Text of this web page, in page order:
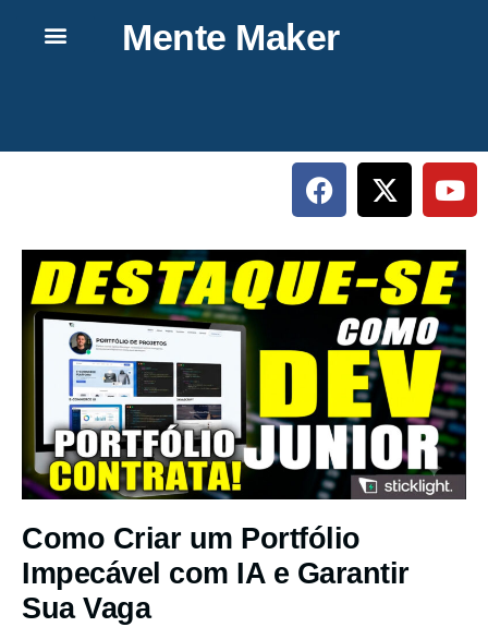
Mente Maker
Como Criar um Portfólio
Impecável com IA e Garantir
Sua Vaga